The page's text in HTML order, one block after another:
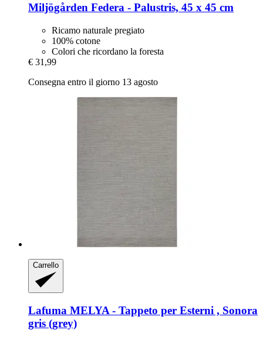
Miljögården Federa -​ Palustris, 45 x 45 cm
Ricamo naturale pregiato
100% cotone
Colori che ricordano la foresta
€ 31,99
Consegna entro il giorno 13 agosto
Carrello
Lafuma MELYA -​ Tappeto per Esterni , Sonora
gris (grey)